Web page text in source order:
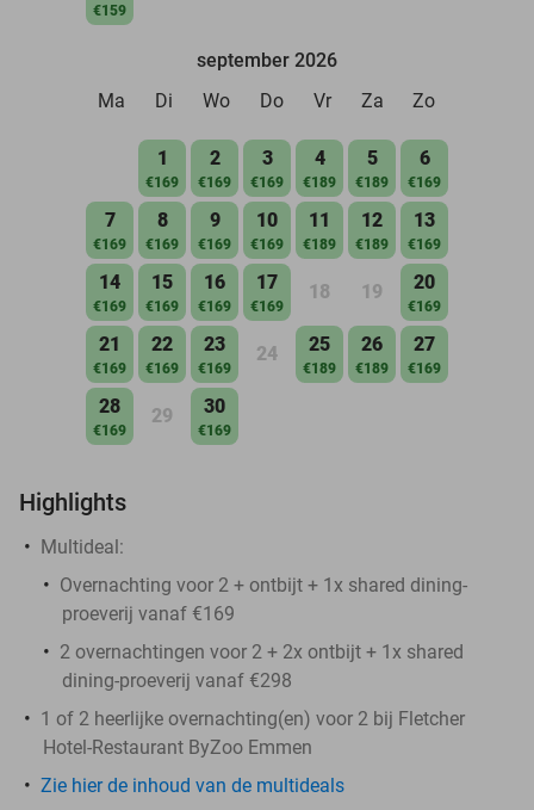
€159
september 2026
Ma
Di Wo Do Vr Za Zo
1
€169
2
€169
3
€169
4
€189
5
€189
6
€169
7
€169
8
€169
9
€169
10
€169
11
€189
12
€189
13
€169
14
€169
15
€169
16
€169
17
€169
18 19 20
€169
21
€169
22
€169
23
€169
24 25
€189
26
€189
27
€169
28
€169
29 30
€169
Highlights
Multideal:
Overnachting voor 2 + ontbijt + 1x shared dining-
proeverij vanaf €169
2 overnachtingen voor 2 + 2x ontbijt + 1x shared
dining-proeverij vanaf €298
1 of 2 heerlijke overnachting(en) voor 2 bij Fletcher
Hotel-Restaurant ByZoo Emmen
Zie hier de inhoud van de multideals